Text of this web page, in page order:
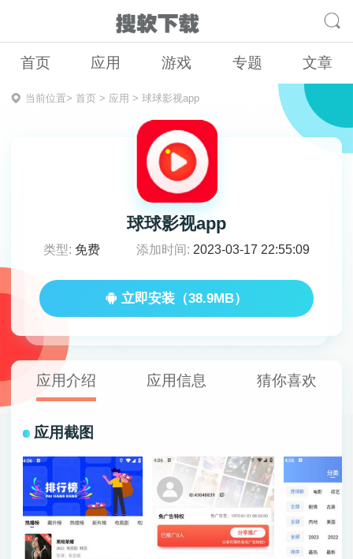
首页 应用 游戏 专题 文章
当前位置> 首页> 应用 > 球球影视app
球球影视app
类型: 免费 添加时间: 2023-03-17 22:55:09
立即安装（38.9MB）
应用介绍 应用信息 猜你喜欢
应用截图